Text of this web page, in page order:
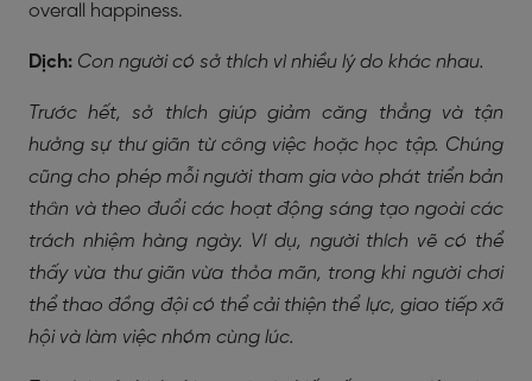
overall happiness.
Dịch: Con người có sở thích vì nhiều lý do khác nhau.
Trước hết, sở thích giúp giảm căng thẳng và tận
hưởng sự thư giãn từ công việc hoặc học tập. Chúng
cũng cho phép mỗi người tham gia vào phát triển bản
thân và theo đuổi các hoạt động sáng tạo ngoài các
trách nhiệm hàng ngày. Ví dụ, người thích vẽ có thể
thấy vừa thư giãn vừa thỏa mãn, trong khi người chơi
thể thao đồng đội có thể cải thiện thể lực, giao tiếp xã
hội và làm việc nhóm cùng lúc.